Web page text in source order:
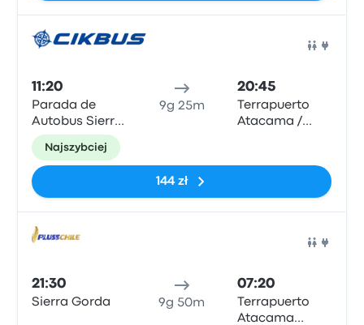
11:20
Parada de
Autobus Sierra
Gorda
9g 25m
20:45
Terrapuerto
Atacama /
Najszybciej
144 zł
21:30
Sierra Gorda 9g 50m
07:20
Terrapuerto
Atacama